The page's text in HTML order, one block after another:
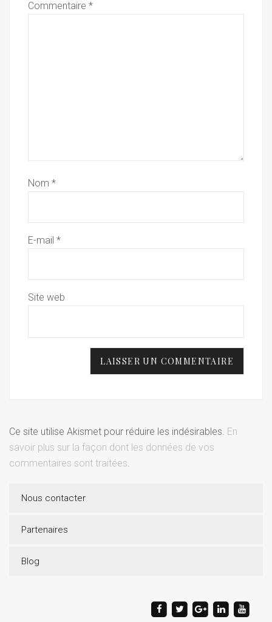
Commentaire *
Nom *
E-mail *
Site web
Ce site utilise Akismet pour réduire les indésirables. En
savoir plus sur la façon dont les données de vos
commentaires sont traitées.
Nous contacter
Partenaires
Blog